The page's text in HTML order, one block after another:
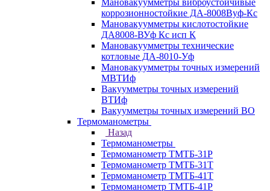
Мановакуумметры виброустойчивые
коррозионностойкие ДА-8008Вуф-Кс
Мановакуумметры кислотостойкие
ДА8008-ВУф Кс исп К
Мановакуумметры технические
котловые ДА-8010-Уф
Мановакуумметры точных измерений
МВТИф
Вакуумметры точных измерений
ВТИф
Вакуумметры точных измерений ВО
Термоманометры
Назад
Термоманометры
Термоманометр ТМТБ-31Р
Термоманометр ТМТБ-31Т
Термоманометр ТМТБ-41Т
Термоманометр ТМТБ-41Р